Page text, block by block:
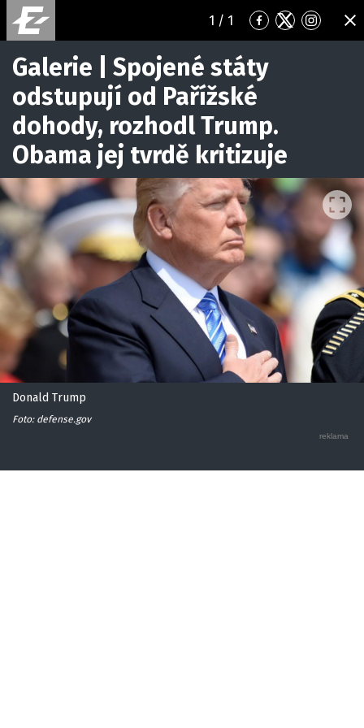
1 / 1
Přejít
na
Facebook
Přejít
na
Přejít
na
Galerie | Spojené státy
odstupují od Pařížské
dohody, rozhodl Trump.
Obama jej tvrdě kritizuje
Donald Trump
Foto: defense.gov